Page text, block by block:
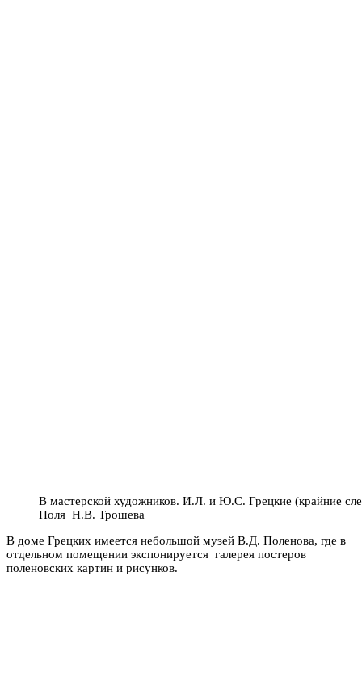
В мастерской художников. И.Л. и Ю.С. Грецкие (крайние
Поля Н.В. Трошева
В доме Грецких имеется небольшой музей В.Д. Поленова, где в
отдельном помещении экспонируется галерея постеров
поленовских картин и рисунков.